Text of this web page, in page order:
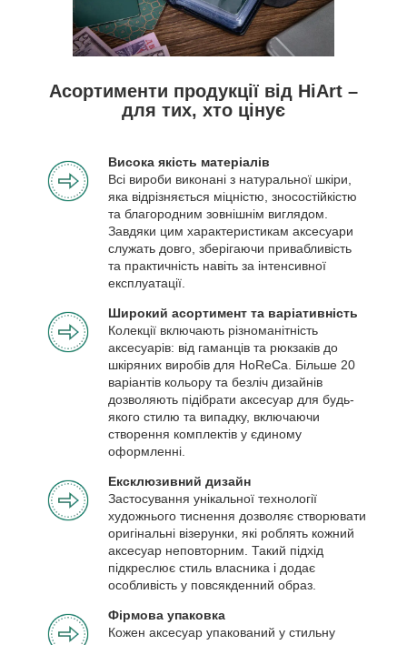
Асортименти продукції від HiArt –
для тих, хто цінує
Висока якість матеріалів
Всі вироби виконані з натуральної шкіри,
яка відрізняється міцністю, зносостійкістю
та благородним зовнішнім виглядом.
Завдяки цим характеристикам аксесуари
служать довго, зберігаючи привабливість
та практичність навіть за інтенсивної
експлуатації.
Широкий асортимент та варіативність
Колекції включають різноманітність
аксесуарів: від гаманців та рюкзаків до
шкіряних виробів для HoReCa. Більше 20
варіантів кольору та безліч дизайнів
дозволяють підібрати аксесуар для будь-
якого стилю та випадку, включаючи
створення комплектів у єдиному
оформленні.
Ексклюзивний дизайн
Застосування унікальної технології
художнього тиснення дозволяє створювати
оригінальні візерунки, які роблять кожний
аксесуар неповторним. Такий підхід
підкреслює стиль власника і додає
особливість у повсякденний образ.
Фірмова упаковка
Кожен аксесуар упакований у стильну